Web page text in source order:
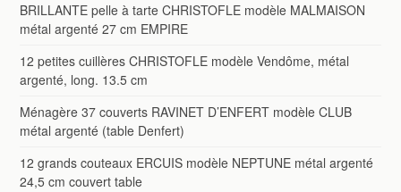
BRILLANTE pelle à tarte CHRISTOFLE modèle MALMAISON
métal argenté 27 cm EMPIRE
12 petites cuillères CHRISTOFLE modèle Vendôme, métal
argenté, long. 13.5 cm
Ménagère 37 couverts RAVINET D’ENFERT modèle CLUB
métal argenté (table Denfert)
12 grands couteaux ERCUIS modèle NEPTUNE métal argenté
24,5 cm couvert table